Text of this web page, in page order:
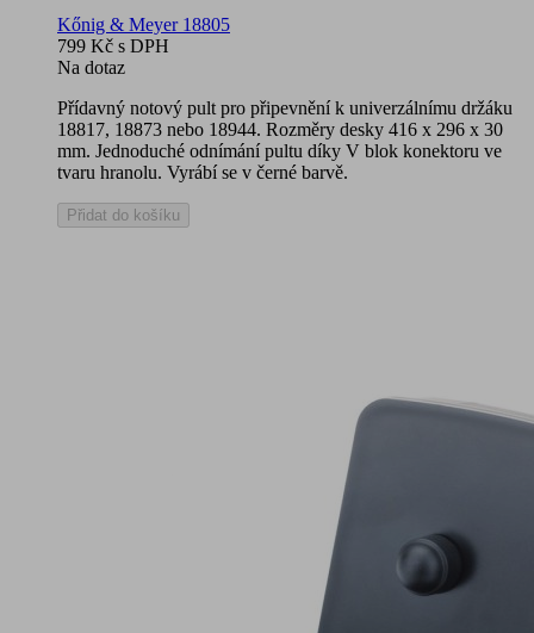
Kőnig & Meyer 18805
799 Kč s DPH
Na dotaz
Přídavný notový pult pro připevnění k univerzálnímu držáku
18817, 18873 nebo 18944. Rozměry desky 416 x 296 x 30
mm. Jednoduché odnímání pultu díky V blok konektoru ve
tvaru hranolu. Vyrábí se v černé barvě.
Přidat do košíku